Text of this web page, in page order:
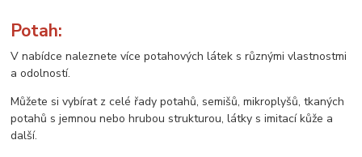
Potah:
V nabídce naleznete více potahových látek s různými vlastnostmi
a odolností.
Můžete si vybírat z celé řady potahů, semišů, mikroplyšů, tkaných
potahů s jemnou nebo hrubou strukturou, látky s imitací kůže a
další.